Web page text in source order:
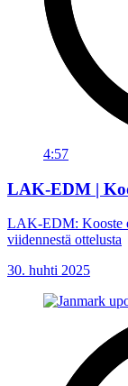
4:57
LAK-EDM |
LAK-EDM: Kooste
viidennestä ottelusta
30. huhti 2025